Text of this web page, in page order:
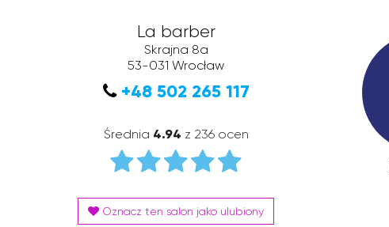
La barber
Skrajna 8a
53-031 Wrocław
+48 502 265 117
Średnia 4.94 z 236 ocen
Oznacz ten salon jako ulubiony